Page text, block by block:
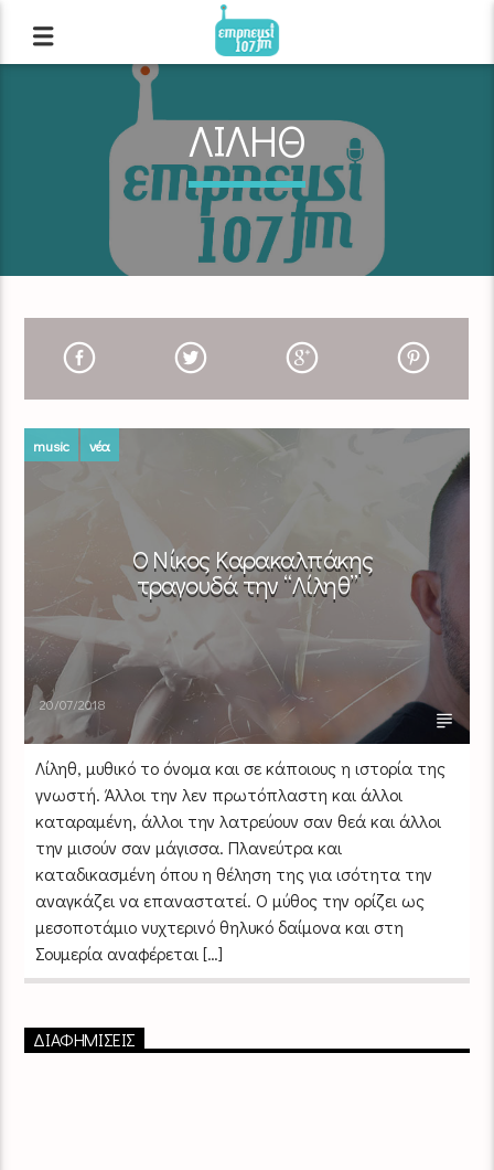
ΛΙΛΗΘ
music νέα
Ο Νίκος Καρακαλπάκης
τραγουδά την “Λίληθ”
20/07/2018
Λίληθ, μυθικό το όνομα και σε κάποιους η ιστορία της
γνωστή. Άλλοι την λεν πρωτόπλαστη και άλλοι
καταραμένη, άλλοι την λατρεύουν σαν θεά και άλλοι
την μισούν σαν μάγισσα. Πλανεύτρα και
καταδικασμένη όπου η θέληση της για ισότητα την
αναγκάζει να επαναστατεί. Ο μύθος την ορίζει ως
μεσοποτάμιο νυχτερινό θηλυκό δαίμονα και στη
Σουμερία αναφέρεται […]
ΔΙΑΦΗΜΙΣΕΙΣ